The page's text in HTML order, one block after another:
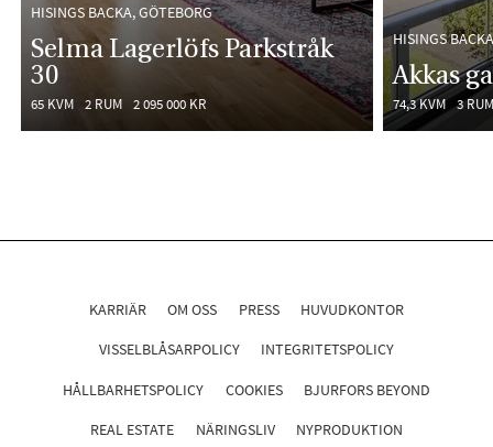
HISINGS BACKA, GÖTEBORG
Selma Lagerlöfs Parkstråk
30
65 KVM 2 RUM 2 095 000 KR
HISINGS
Akkas
74,3 KVM 3 RUM
KARRIÄR OM OSS PRESS HUVUDKONTOR
VISSELBLÅSARPOLICY INTEGRITETSPOLICY
HÅLLBARHETSPOLICY COOKIES BJURFORS BEYOND
REAL ESTATE NÄRINGSLIV NYPRODUKTION